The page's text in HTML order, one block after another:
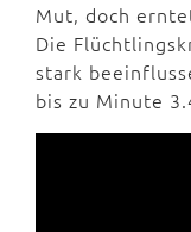
Mut, doch
Die
stark
bis zu Minute